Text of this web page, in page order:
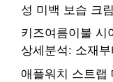
성 미백 보습 크
키즈여름이불 시
상세분석: 소재
애플워치 스트랩